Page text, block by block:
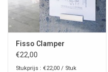
Fisso Clamper
€22,00
Stukprijs : €22,00 / Stuk